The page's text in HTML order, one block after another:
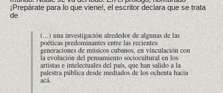
¡Prepárate para lo que viene!, el escritor declara que se trata
de
(...) una investigación alrededor de algunas de las
poéticas predominantes entre las recientes
generaciones de músicos cubanos, en vinculación con
la evolución del pensamiento sociocultural en los
artistas e intelectuales del país, que han salido a la
palestra pública desde mediados de los ochenta hacia
acá.